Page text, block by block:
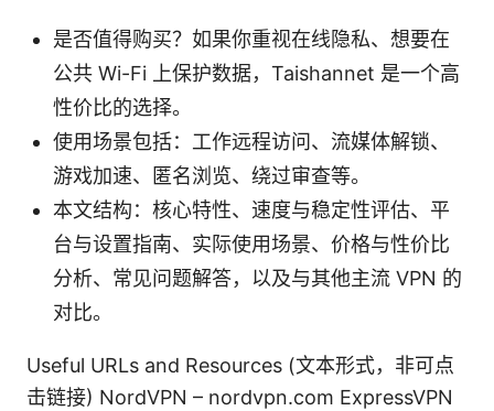
是否值得购买？如果你重视在线隐私、想要在
公共 Wi-Fi 上保护数据，Taishannet 是一个高
性价比的选择。
使用场景包括：工作远程访问、流媒体解锁、
游戏加速、匿名浏览、绕过审查等。
本文结构：核心特性、速度与稳定性评估、平
台与设置指南、实际使用场景、价格与性价比
分析、常见问题解答，以及与其他主流 VPN 的
对比。
Useful URLs and Resources (文本形式，非可点
击链接) NordVPN – nordvpn.com ExpressVPN